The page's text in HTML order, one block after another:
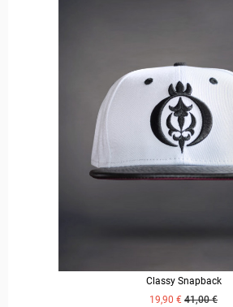
Classy Snapback
19,90 € 41,00 €